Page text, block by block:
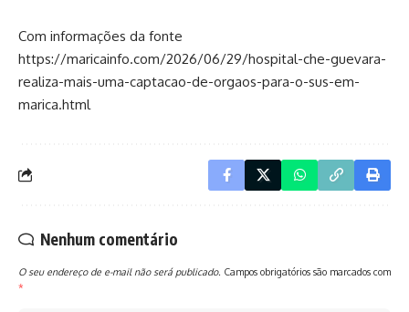
Com informações da fonte
https://maricainfo.com/2026/06/29/hospital-che-guevara-
realiza-mais-uma-captacao-de-orgaos-para-o-sus-em-
marica.html
Nenhum comentário
O seu endereço de e-mail não será publicado. Campos obrigatórios são marcados com
*